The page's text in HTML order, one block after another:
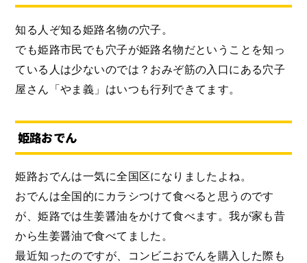
知る人ぞ知る姫路名物の穴子。
でも姫路市民でも穴子が姫路名物だということを知っ
ている人は少ないのでは？おみぞ筋の入口にある穴子
屋さん「やま義」はいつも行列できてます。
姫路おでん
姫路おでんは一気に全国区になりましたよね。
おでんは全国的にカラシつけて食べると思うのです
が、姫路では生姜醤油をかけて食べます。我が家も昔
から生姜醤油で食べてました。
最近知ったのですが、コンビニおでんを購入した際も